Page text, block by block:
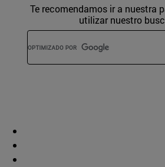
Te recomendamos ir a nuestra
utilizar nuestro